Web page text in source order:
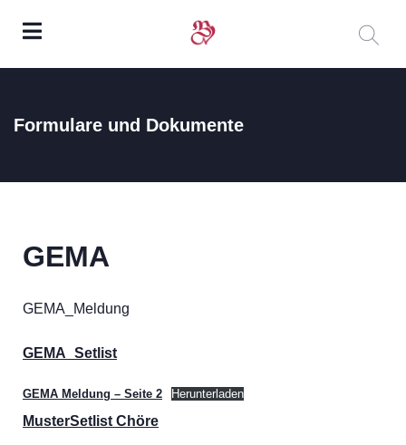
Formulare und Dokumente
GEMA
GEMA_Meldung
GEMA_Setlist
GEMA Meldung – Seite 2 Herunterladen
MusterSetlist Chöre